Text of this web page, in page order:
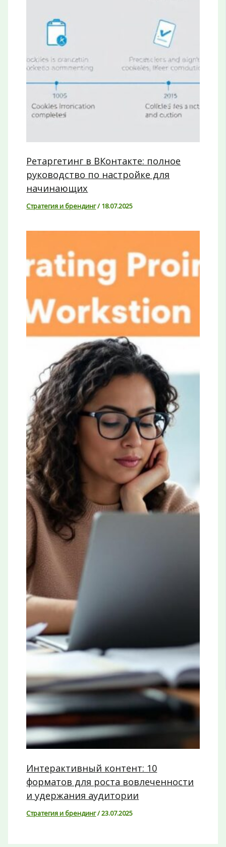
Ретаргетинг в ВКонтакте: полное
руководство по настройке для
начинающих
Стратегия и брендинг/ 18.07.2025
Интерактивный контент: 10
форматов для роста вовлеченности
и удержания аудитории
Стратегия и брендинг/23.07.2025